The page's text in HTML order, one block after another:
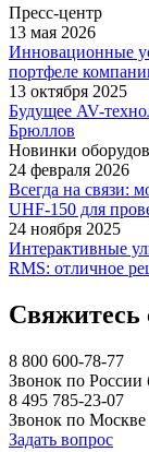
Пресс-центр
13 мая 2026
Инновационные
портфеле
13 октября 2025
Будущее AV-
Брюллов
Новинки
24 февраля 2026
Всегда на связи:
UHF-150 для
24 ноября 2025
Интерактивные
RMS: отличное
Свяжитесь
8 800 600-78-77
Звонок по России
8 495 785-23-07
Звонок по Москве
Задать вопрос